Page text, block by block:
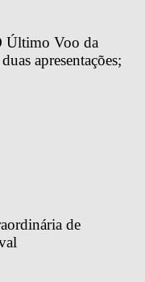
Último Voo da
apresentações;
de